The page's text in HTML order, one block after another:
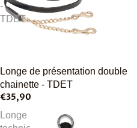
-
TDET
Épuisé
Longe de présentation double
chainette - TDET
€35,90
Longe